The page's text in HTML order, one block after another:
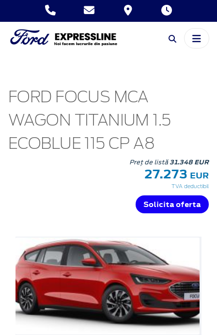
FORD FOCUS MCA
WAGON TITANIUM 1.5
ECOBLUE 115 CP A8
Preț de listă31.348 EUR
27.273 EUR
TVA deductibil
Solicita oferta